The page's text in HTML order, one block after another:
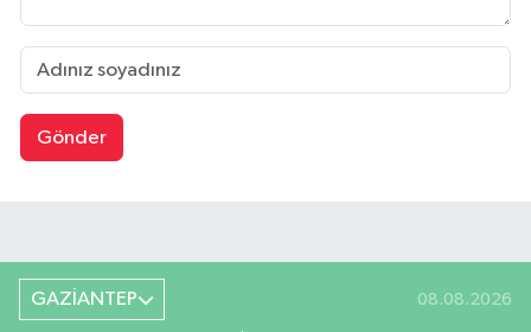
Gönder
GAZİANTEP 08.08.2026